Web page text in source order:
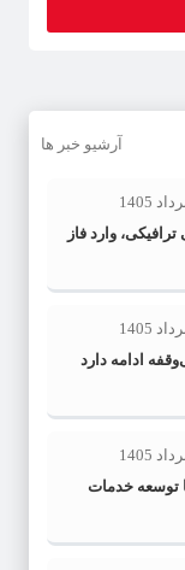
آرشیو خبر ها
وارد فاز
ادامه دارد
توسعه خدمات